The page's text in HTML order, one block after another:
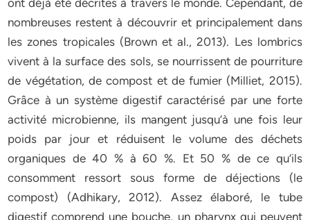
ont déjà été décrites à travers le monde. Cependant, de
nombreuses restent à découvrir et principalement dans
les zones tropicales (Brown et al., 2013). Les lombrics
vivent à la surface des sols, se nourrissent de pourriture
de végétation, de compost et de fumier (Milliet, 2015).
Grâce à un système digestif caractérisé par une forte
activité microbienne, ils mangent jusqu’à une fois leur
poids par jour et réduisent le volume des déchets
organiques de 40 % à 60 %. Et 50 % de ce qu’ils
consomment ressort sous forme de déjections (le
compost) (Adhikary, 2012). Assez élaboré, le tube
digestif comprend une bouche, un pharynx qui peuvent